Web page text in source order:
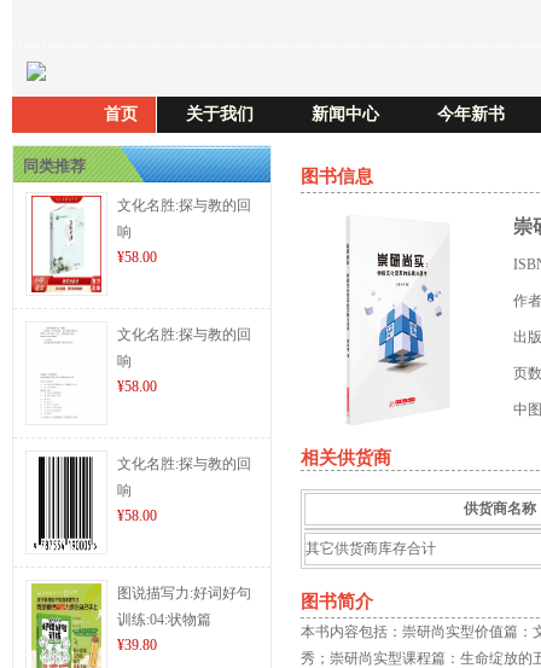
首页 关于我们 新闻中心 今年新书
同类推荐
文化名胜:探与教的回
响
¥58.00
文化名胜:探与教的回
响
¥58.00
文化名胜:探与教的回
响
¥58.00
图说描写力:好词好句
训练:04:状物篇
¥39.80
图书信息
崇
作
出
页
中
相关供货商
供货商名称
其它供货商库存合计
图书简介
本书内容包括：崇研尚实型价值篇：
秀；崇研尚实型课程篇：生命绽放的